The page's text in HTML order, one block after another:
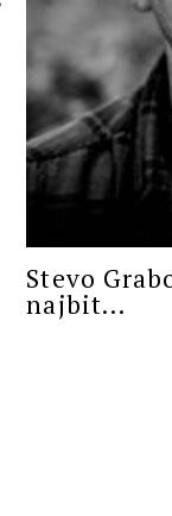
Stevo
najbit...